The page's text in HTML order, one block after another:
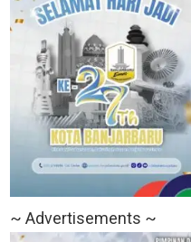
~ Advertisements ~